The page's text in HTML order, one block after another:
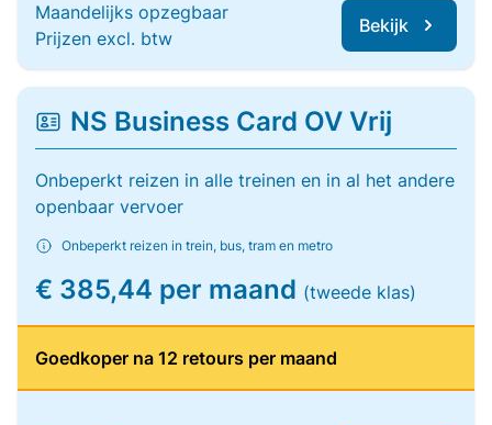
Maandelijks opzegbaar
Prijzen excl. btw
Bekijk
NS Business Card OV Vrij
Onbeperkt reizen in alle treinen en in al het andere
openbaar vervoer
Onbeperkt reizen in trein, bus, tram en metro
€ 385,44 per maand (tweede klas)
Goedkoper na 12 retours per maand